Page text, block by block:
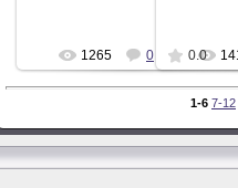
1265 0 0.0
1-6 7-12